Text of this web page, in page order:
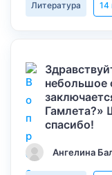
Литература 14
небольшое
Гамлета?»
спасибо!
Ангелина